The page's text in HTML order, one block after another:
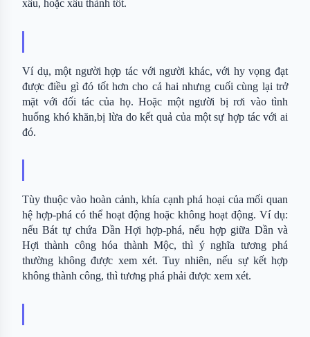
xấu, hoặc xấu thành tốt.
Ví dụ, một người hợp tác với người khác, với hy vọng đạt
được điều gì đó tốt hơn cho cả hai nhưng cuối cùng lại trở
mặt với đối tác của họ. Hoặc một người bị rơi vào tình
huống khó khăn,bị lừa do kết quả của một sự hợp tác với ai
đó.
Tùy thuộc vào hoàn cảnh, khía cạnh phá hoại của mối quan
hệ hợp-phá có thể hoạt động hoặc không hoạt động. Ví dụ:
nếu Bát tự chứa Dần Hợi hợp-phá, nếu hợp giữa Dần và
Hợi thành công hóa thành Mộc, thì ý nghĩa tương phá
thường không được xem xét. Tuy nhiên, nếu sự kết hợp
không thành công, thì tương phá phải được xem xét.